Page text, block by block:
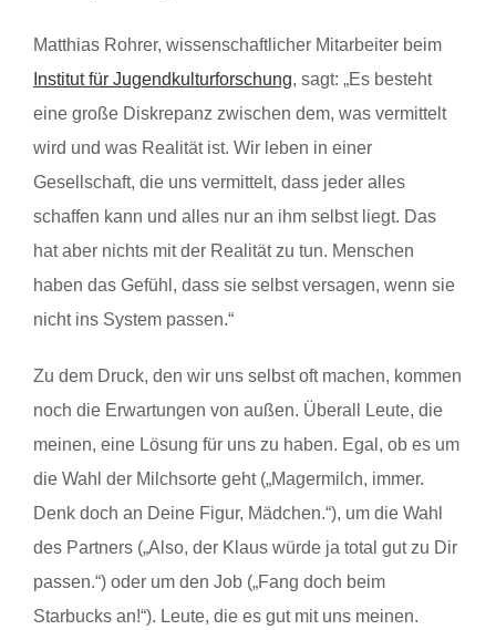
Matthias Rohrer, wissenschaftlicher Mitarbeiter beim
Institut für Jugendkulturforschung, sagt: „Es besteht
eine große Diskrepanz zwischen dem, was vermittelt
wird und was Realität ist. Wir leben in einer
Gesellschaft, die uns vermittelt, dass jeder alles
schaffen kann und alles nur an ihm selbst liegt. Das
hat aber nichts mit der Realität zu tun. Menschen
haben das Gefühl, dass sie selbst versagen, wenn sie
nicht ins System passen.“
Zu dem Druck, den wir uns selbst oft machen, kommen
noch die Erwartungen von außen. Überall Leute, die
meinen, eine Lösung für uns zu haben. Egal, ob es um
die Wahl der Milchsorte geht („Magermilch, immer.
Denk doch an Deine Figur, Mädchen.“), um die Wahl
des Partners („Also, der Klaus würde ja total gut zu Dir
passen.“) oder um den Job („Fang doch beim
Starbucks an!“). Leute, die es gut mit uns meinen.